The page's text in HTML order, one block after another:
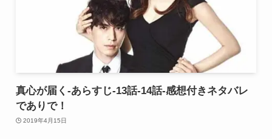
真心が届く-あらすじ-13話-14話-感想付きネタバレ
でありで！
2019年4月15日